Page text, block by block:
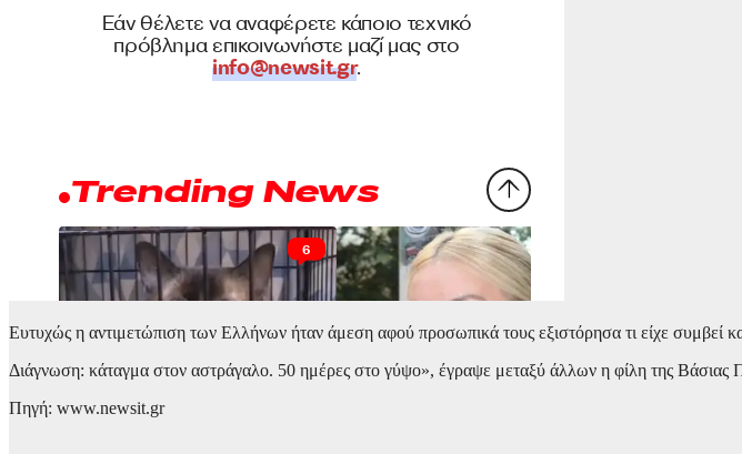
Ευτυχώς η αντιμετώπιση των Ελλήνων ήταν άμεση αφού προσωπικά τους εξιστόρησα τι είχε συμβεί
Διάγνωση: κάταγμα στον αστράγαλο. 50 ημέρες στο γύψο», έγραψε μεταξύ άλλων η φίλη της Βάσιας
Πηγή: www.newsit.gr